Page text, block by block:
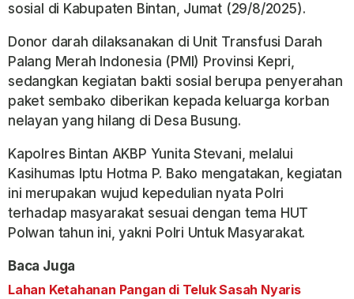
sosial di Kabupaten Bintan, Jumat (29/8/2025).
Donor darah dilaksanakan di Unit Transfusi Darah
Palang Merah Indonesia (PMI) Provinsi Kepri,
sedangkan kegiatan bakti sosial berupa penyerahan
paket sembako diberikan kepada keluarga korban
nelayan yang hilang di Desa Busung.
Kapolres Bintan AKBP Yunita Stevani, melalui
Kasihumas Iptu Hotma P. Bako mengatakan, kegiatan
ini merupakan wujud kepedulian nyata Polri
terhadap masyarakat sesuai dengan tema HUT
Polwan tahun ini, yakni Polri Untuk Masyarakat.
Baca Juga
Lahan Ketahanan Pangan di Teluk Sasah Nyaris